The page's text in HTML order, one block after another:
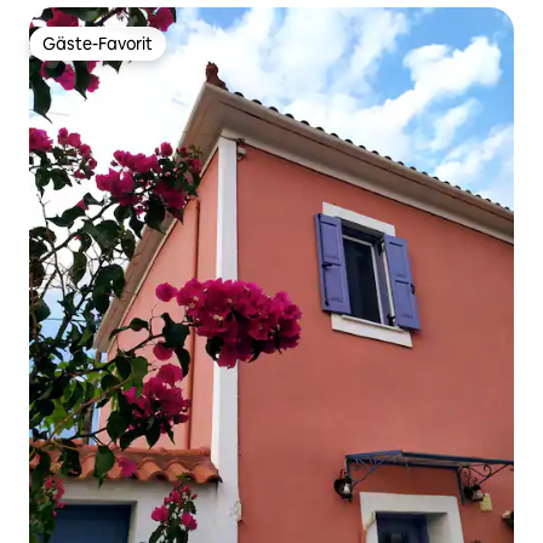
Gäste-Favorit
Gäste-Favorit